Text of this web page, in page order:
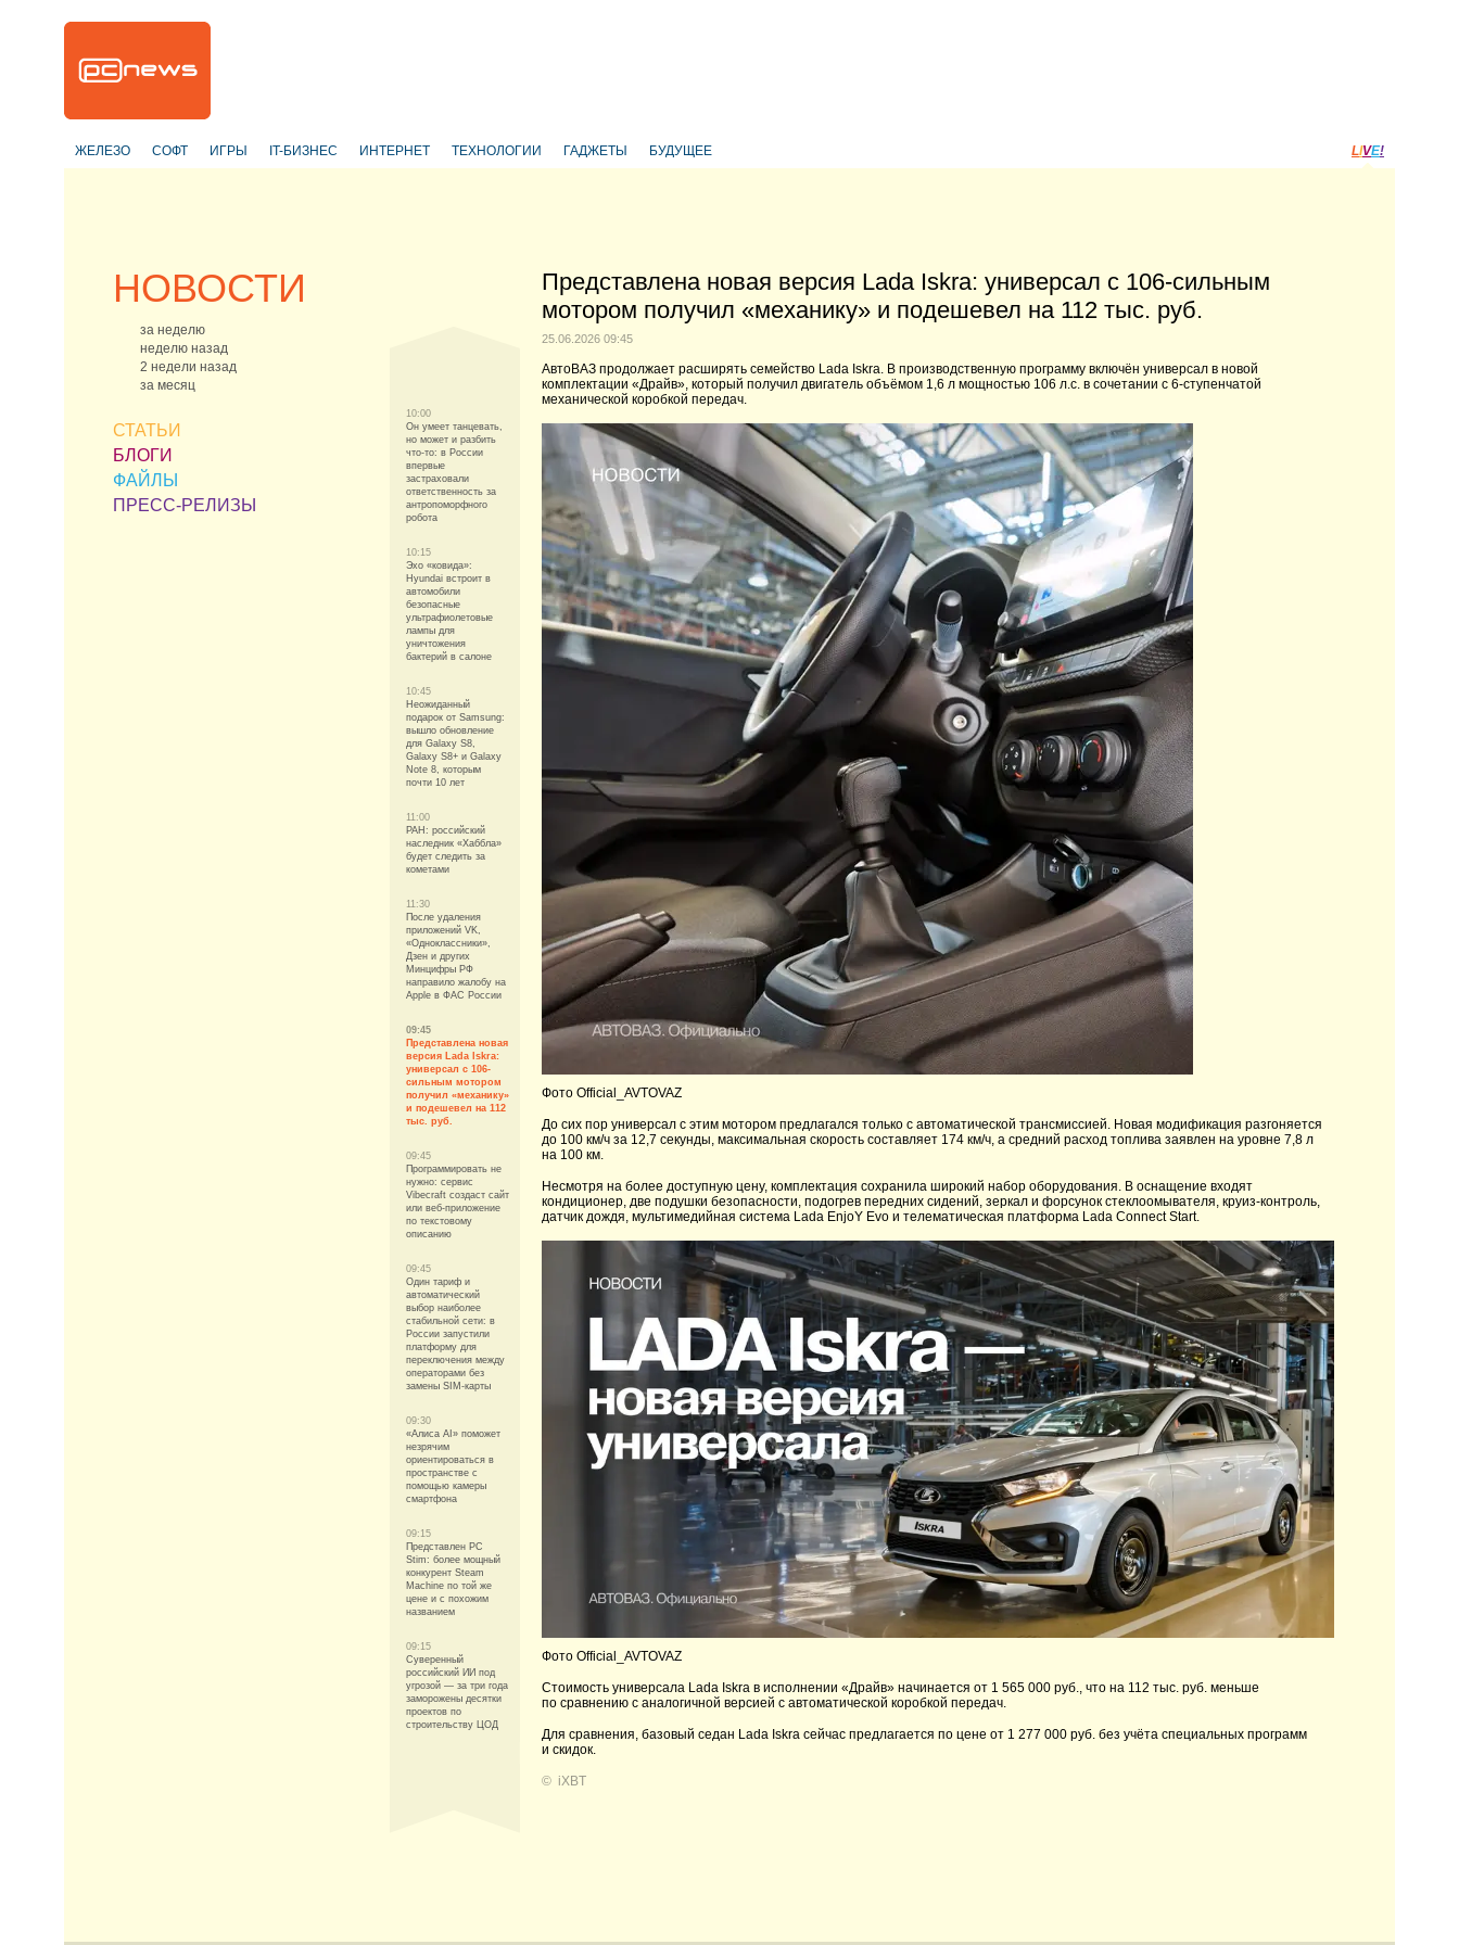
ЖЕЛЕЗО СОФТ ИГРЫ IT-БИЗНЕС ИНТЕРНЕТ ТЕХНОЛОГИИ ГАДЖЕТЫ БУДУЩЕЕ LIVE!
НОВОСТИ
за неделю
неделю назад
2 недели назад
за месяц
СТАТЬИ
БЛОГИ
ФАЙЛЫ
ПРЕСС-РЕЛИЗЫ
10:00
Он умеет танцевать,
но может и разбить
что-то: в России
впервые
застраховали
ответственность за
антропоморфного
робота
10:15
Эхо «ковида»:
Hyundai встроит в
автомобили
безопасные
ультрафиолетовые
лампы для
уничтожения
бактерий в салоне
10:45
Неожиданный
подарок от Samsung:
вышло обновление
для Galaxy S8,
Galaxy S8+ и Galaxy
Note 8, которым
почти 10 лет
11:00
РАН: российский
наследник «Хаббла»
будет следить за
кометами
11:30
После удаления
приложений VK,
«Одноклассники»,
Дзен и других
Минцифры РФ
направило жалобу на
Apple в ФАС России
09:45
Представлена новая
версия Lada Iskra:
универсал с 106-
сильным мотором
получил «механику»
и подешевел на 112
тыс. руб.
09:45
Программировать не
нужно: сервис
Vibecraft создаст сайт
или веб-приложение
по текстовому
описанию
09:45
Один тариф и
автоматический
выбор наиболее
стабильной сети: в
России запустили
платформу для
переключения между
операторами без
замены SIM-карты
09:30
«Алиса AI» поможет
незрячим
ориентироваться в
пространстве с
помощью камеры
смартфона
09:15
Представлен PC
Stim: более мощный
конкурент Steam
Machine по той же
цене и с похожим
названием
09:15
Суверенный
российский ИИ под
угрозой — за три года
заморожены десятки
проектов по
строительству ЦОД
Представлена новая версия Lada Iskra: универсал с 106-сильным
мотором получил «механику» и подешевел на 112 тыс. руб.
25.06.2026 09:45
АвтоВАЗ продолжает расширять семейство Lada Iskra. В производственную программу включён универсал в новой
комплектации «Драйв», который получил двигатель объёмом 1,6 л мощностью 106 л.с. в сочетании с 6-ступенчатой
механической коробкой передач.
Фото Official_AVTOVAZ
До сих пор универсал с этим мотором предлагался только с автоматической трансмиссией. Новая модификация разгоняется
до 100 км/ч за 12,7 секунды, максимальная скорость составляет 174 км/ч, а средний расход топлива заявлен на уровне 7,8 л
на 100 км.
Несмотря на более доступную цену, комплектация сохранила широкий набор оборудования. В оснащение входят
кондиционер, две подушки безопасности, подогрев передних сидений, зеркал и форсунок стеклоомывателя, круиз-контроль,
датчик дождя, мультимедийная система Lada EnjoY Evo и телематическая платформа Lada Connect Start.
Фото Official_AVTOVAZ
Стоимость универсала Lada Iskra в исполнении «Драйв» начинается от 1 565 000 руб., что на 112 тыс. руб. меньше
по сравнению с аналогичной версией с автоматической коробкой передач.
Для сравнения, базовый седан Lada Iskra сейчас предлагается по цене от 1 277 000 руб. без учёта специальных программ
и скидок.
© iXBT